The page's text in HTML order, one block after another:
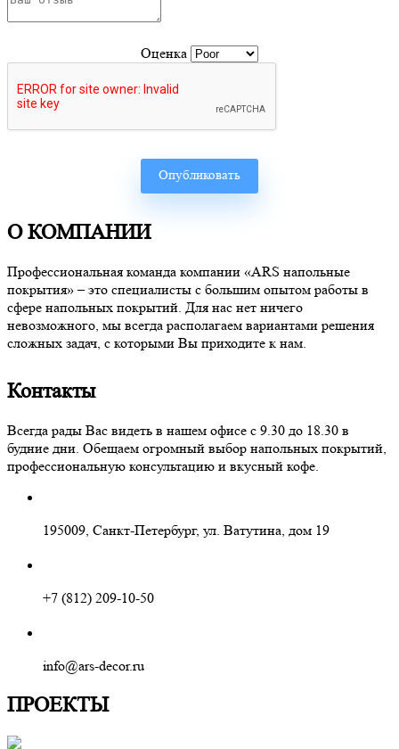
Оценка
О КОМПАНИИ
Профессиональная команда компании «ARS напольные
покрытия» – это специалисты с большим опытом работы в
сфере напольных покрытий. Для нас нет ничего
невозможного, мы всегда располагаем вариантами решения
сложных задач, с которыми Вы приходите к нам.
Контакты
Всегда рады Вас видеть в нашем офисе с 9.30 до 18.30 в
будние дни. Обещаем огромный выбор напольных покрытий,
профессиональную консультацию и вкусный кофе.
195009, Санкт-Петербург, ул. Ватутина, дом 19
+7 (812) 209-10-50
info@ars-decor.ru
ПРОЕКТЫ